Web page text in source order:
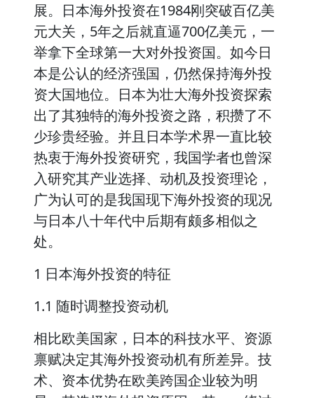
展。日本海外投资在1984刚突破百亿美
元大关，5年之后就直逼700亿美元，一
举拿下全球第一大对外投资国。如今日
本是公认的经济强国，仍然保持海外投
资大国地位。日本为壮大海外投资探索
出了其独特的海外投资之路，积攒了不
少珍贵经验。并且日本学术界一直比较
热衷于海外投资研究，我国学者也曾深
入研究其产业选择、动机及投资理论，
广为认可的是我国现下海外投资的现况
与日本八十年代中后期有颇多相似之
处。
1 日本海外投资的特征
1.1 随时调整投资动机
相比欧美国家，日本的科技水平、资源
禀赋决定其海外投资动机有所差异。技
术、资本优势在欧美跨国企业较为明